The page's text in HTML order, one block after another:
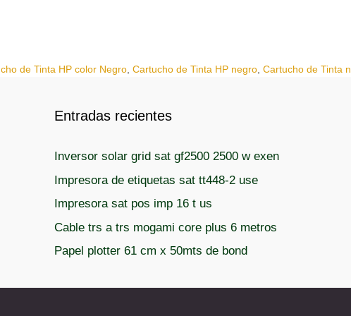
de Tinta HP color Negro,Cartucho de Tinta HP negro,Cartucho de Tinta
Entradas recientes
Inversor solar grid sat gf2500 2500 w exen
Impresora de etiquetas sat tt448-2 use
Impresora sat pos imp 16 t us
Cable trs a trs mogami core plus 6 metros
Papel plotter 61 cm x 50mts de bond